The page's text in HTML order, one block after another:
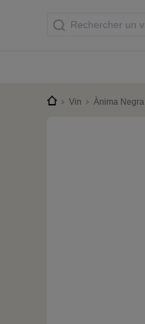
Vin Ànima Negra